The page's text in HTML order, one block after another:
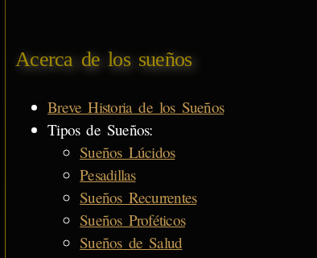
Acerca de los sueños
Breve Historia de los Sueños
Tipos de Sueños:
Sueños Lúcidos
Pesadillas
Sueños Recurrentes
Sueños Proféticos
Sueños de Salud